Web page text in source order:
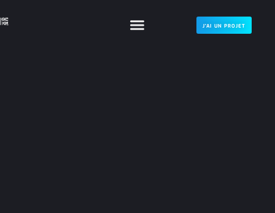
J'AI UN PROJET